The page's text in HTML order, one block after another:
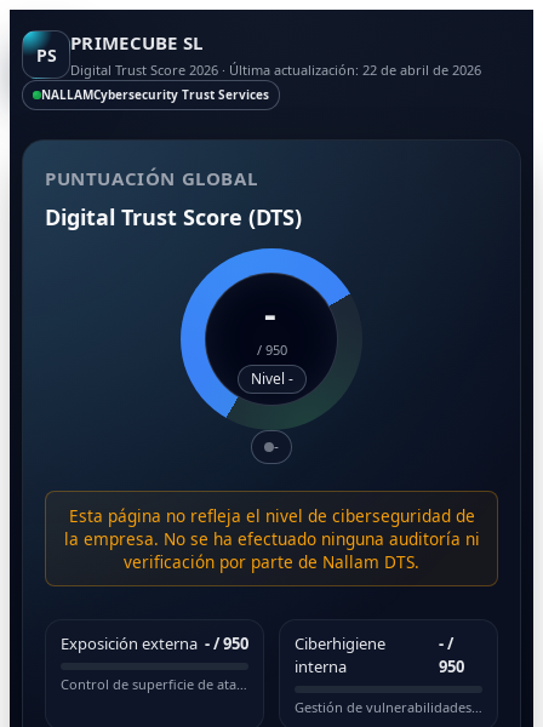
PS PRIMECUBE SL
Digital Trust Score 2026 · Última actualización: 22 de abril de 2026
NALLAMCybersecurity Trust Services
PUNTUACIÓN GLOBAL
Digital Trust Score (DTS)
-
/ 950
Nivel -
-
Esta página no refleja el nivel de ciberseguridad de
la empresa. No se ha efectuado ninguna auditoría ni
verificación por parte de Nallam DTS.
Exposición externa -/ 950
Control de superficie de ataque pública
Ciberhigiene
interna
-/
950
Gestión de vulnerabilidades y actualizaciones